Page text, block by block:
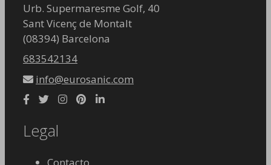
Urb. Supermaresme Golf, 40
Sant Vicenç de Montalt
(08394) Barcelona
683542134
info@eurosanic.com
Legal
Contacto